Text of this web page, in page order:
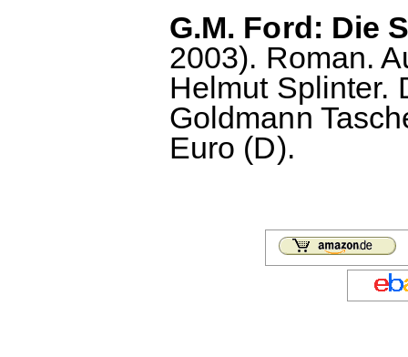
G.M. Ford: Die
2003). Roman.
Helmut Splinter.
Goldmann
Euro (D).